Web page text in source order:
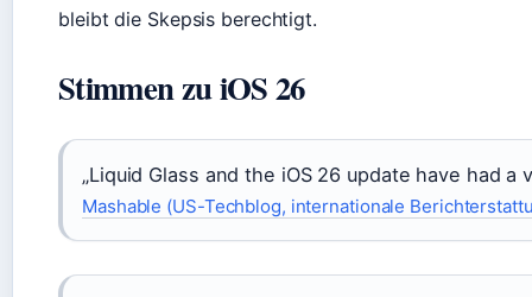
bleibt die Skepsis berechtigt.
Stimmen zu iOS 26
„Liquid Glass and the iOS 26 update have had a
Mashable (US-Techblog, internationale